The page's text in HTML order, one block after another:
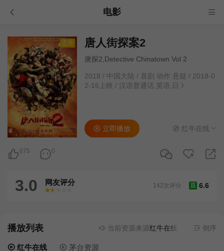
电影
正片 唐人街探案2
唐探2,Detective Chinatown Vol 2
2018 / 中国大陆 / 喜剧 动作 悬疑 / 2018-0
2-16上映 / 汉语普通话,英语,日
675 0
立即播放 红牛在线
3.0 网友评分
很差
较差还行推荐力荐
豆 6.6
142次评分
播放列表 当前资源来源红牛在线- 无需安装任何
倒序
红牛在线 茅台资源